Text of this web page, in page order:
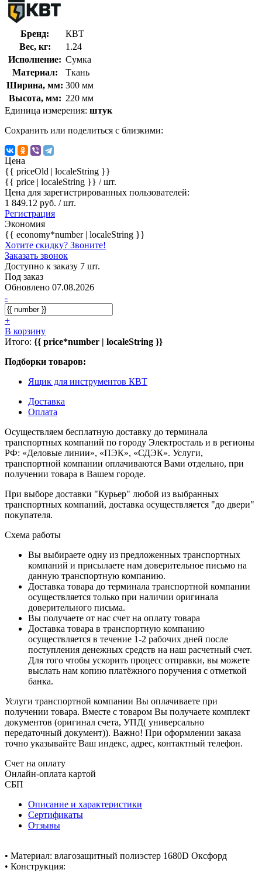
Бренд:
КВТ
Вес, кг:
1.24
Исполнение: Сумка
Материал:
Ткань
Ширина, мм: 300 мм
Высота, мм: 220 мм
Единица измерения: штук
Сохранить или поделиться с близкими:
Цена
{{ priceOld | localeString }}
{{ price | localeString }} / шт.
Цена для зарегистрированных пользователей:
1 849.12 руб. / шт.
Регистрация
Экономия
{{ economy*number | localeString }}
Хотите скидку? Звоните!
Заказать звонок
Доступно к заказу 7 шт.
Под заказ
Обновлено 07.08.2026
-
+
В корзину
Итого: {{ price*number | localeString }}
Подборки товаров:
Ящик для инструментов КВТ
Доставка
Оплата
Осуществляем бесплатную доставку до терминала
транспортных компаний по городу Электросталь и в регионы
РФ: «Деловые линии», «ПЭК», «СДЭК». Услуги,
транспортной компании оплачиваются Вами отдельно, при
получении товара в Вашем городе.
При выборе доставки "Курьер" любой из выбранных
транспортных компаний, доставка осуществляется "до двери"
покупателя.
Схема работы
Вы выбираете одну из предложенных транспортных
компаний и присылаете нам доверительное письмо на
данную транспортную компанию.
Доставка товара до терминала транспортной компании
осуществляется только при наличии оригинала
доверительного письма.
Вы получаете от нас счет на оплату товара
Доставка товара в транспортную компанию
осуществляется в течение 1-2 рабочих дней после
поступления денежных средств на наш расчетный счет.
Для того чтобы ускорить процесс отправки, вы можете
выслать нам копию платёжного поручения с отметкой
банка.
Услуги транспортной компании Вы оплачиваете при
получении товара. Вместе с товаром Вы получаете комплект
документов (оригинал счета, УПД( универсально
передаточный документ)). Важно! При оформлении заказа
точно указывайте Ваш индекс, адрес, контактный телефон.
Счет на оплату
Онлайн-оплата картой
СБП
Описание и характеристики
Сертификаты
Отзывы
• Материал: влагозащитный полиэстер 1680D Оксфорд
• Конструкция: